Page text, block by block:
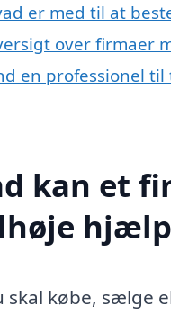
er med til at
over firmaer
en professionel
kan et
skal købe, sælge